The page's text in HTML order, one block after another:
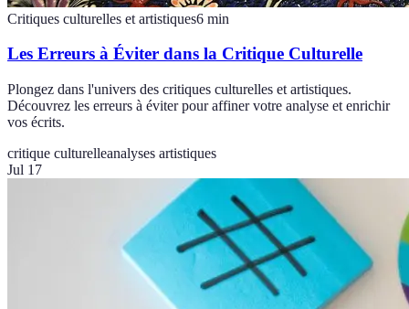
Critiques culturelles et artistiques6 min
Les Erreurs à Éviter dans la Critique Culturelle
Plongez dans l'univers des critiques culturelles et artistiques.
Découvrez les erreurs à éviter pour affiner votre analyse et enrichir
vos écrits.
critique culturelleanalyses artistiques
Jul 17